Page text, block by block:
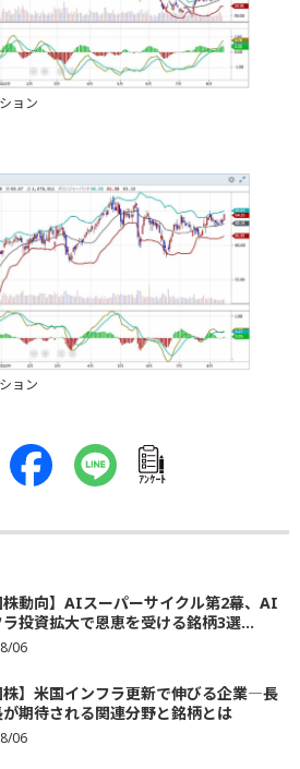
ョン
ョン
ｱﾝｹｰﾄ
株動向】AIスーパーサイクル第2幕、AI
投資拡大で恩恵を受ける銘柄3選...
06
株】米国インフラ更新で伸びる企業―長
期待される関連分野と銘柄とは
06